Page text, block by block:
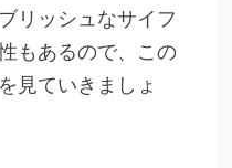
リッシュなサイフ
もあるので、この
見ていきましょ